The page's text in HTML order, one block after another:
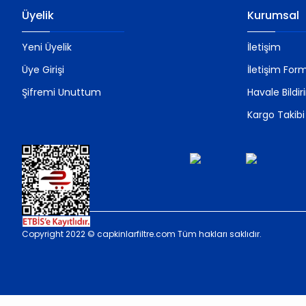
Üyelik
Yeni Üyelik
Üye Girişi
Şifremi Unuttum
Kurumsal
İletişim
İletişim
Havale
Kargo Takibi
Copyright 2022 © capkinlarfiltre.com Tüm hakları saklıdır.